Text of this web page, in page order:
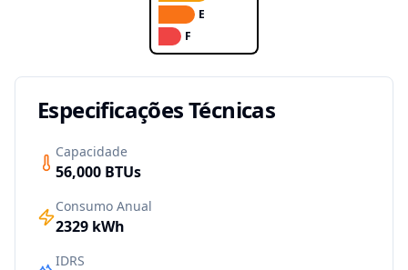
E
F
Especificações Técnicas
Capacidade
56,000 BTUs
Consumo Anual
2329 kWh
IDRS